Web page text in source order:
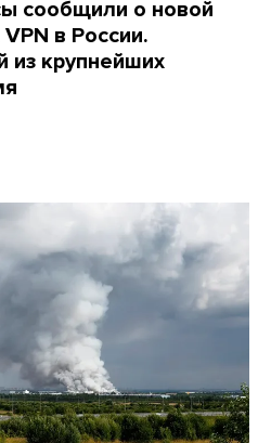
сообщили о новой
в России.
из крупнейших